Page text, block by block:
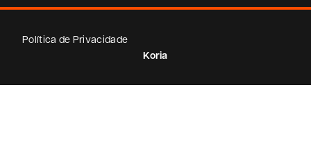
Política de Privacidade
Koria